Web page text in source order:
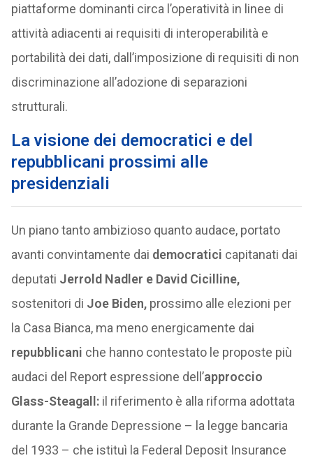
piattaforme dominanti circa l’operatività in linee di
attività adiacenti ai requisiti di interoperabilità e
portabilità dei dati, dall’imposizione di requisiti di non
discriminazione all’adozione di separazioni
strutturali.
La visione dei democratici e del
repubblicani prossimi alle
presidenziali
Un piano tanto ambizioso quanto audace, portato
avanti convintamente dai democratici capitanati dai
deputati Jerrold Nadler e David Cicilline,
sostenitori di Joe Biden,prossimo alle elezioni per
la Casa Bianca, ma meno energicamente dai
repubblicani che hanno contestato le proposte più
audaci del Report espressione dell’approccio
Glass-Steagall: il riferimento è alla riforma adottata
durante la Grande Depressione – la legge bancaria
del 1933 – che istituì la Federal Deposit Insurance